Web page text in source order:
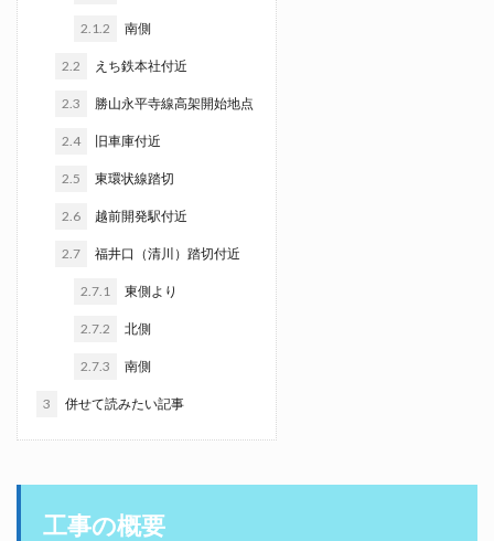
2.1.2 南側
2.2 えち鉄本社付近
2.3 勝山永平寺線高架開始地点
2.4 旧車庫付近
2.5 東環状線踏切
2.6 越前開発駅付近
2.7 福井口（清川）踏切付近
2.7.1 東側より
2.7.2 北側
2.7.3 南側
3 併せて読みたい記事
工事の概要